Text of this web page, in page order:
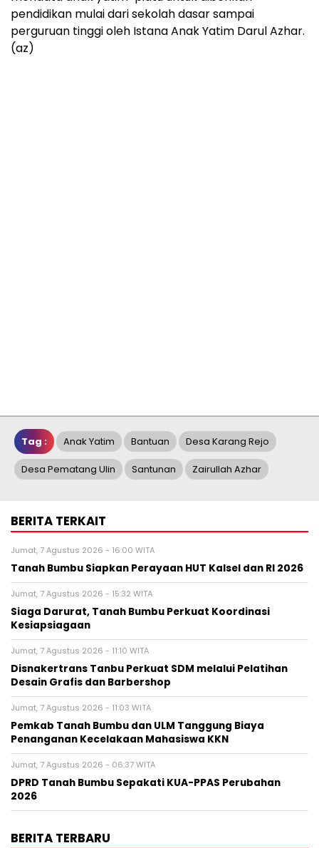
pendidikan mulai dari sekolah dasar sampai
perguruan tinggi oleh Istana Anak Yatim Darul Azhar.
(az)
Tag : Anak Yatim Bantuan Desa Karang Rejo
Desa Pematang Ulin Santunan Zairullah Azhar
BERITA TERKAIT
Jumat, 7 Agustus 2026 - 16:00 WITA
Tanah Bumbu Siapkan Perayaan HUT Kalsel dan RI 2026
Jumat, 7 Agustus 2026 - 15:32 WITA
Siaga Darurat, Tanah Bumbu Perkuat Koordinasi
Kesiapsiagaan
Jumat, 7 Agustus 2026 - 11:10 WITA
Disnakertrans Tanbu Perkuat SDM melalui Pelatihan
Desain Grafis dan Barbershop
Jumat, 7 Agustus 2026 - 11:03 WITA
Pemkab Tanah Bumbu dan ULM Tanggung Biaya
Penanganan Kecelakaan Mahasiswa KKN
Jumat, 7 Agustus 2026 - 06:37 WITA
DPRD Tanah Bumbu Sepakati KUA-PPAS Perubahan
2026
BERITA TERBARU